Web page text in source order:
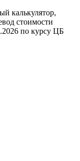
калькулятор,
стоимости
по курсу ЦБ